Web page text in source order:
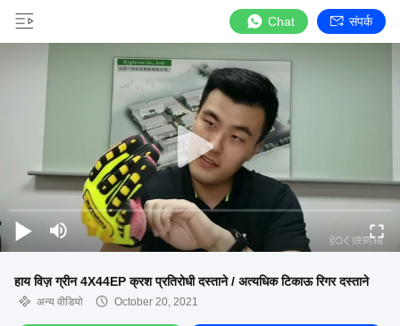
Chat संपर्क
हाय विज़ ग्रीन 4X44EP क्रश प्रतिरोधी दस्ताने / अत्यधिक टिकाऊ रिगर दस्ताने
अन्य वीडियो October 20, 2021